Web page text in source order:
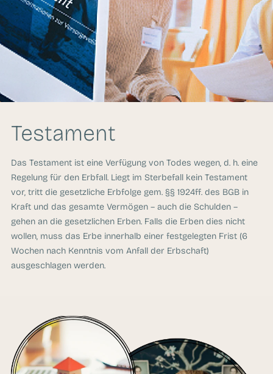
Testament
Das Testament ist eine Verfügung von Todes wegen, d. h. eine
Regelung für den Erbfall. Liegt im Sterbefall kein Testament
vor, tritt die gesetzliche Erbfolge gem. §§ 1924ff. des BGB in
Kraft und das gesamte Vermögen – auch die Schulden –
gehen an die gesetzlichen Erben. Falls die Erben dies nicht
wollen, muss das Erbe innerhalb einer festgelegten Frist (6
Wochen nach Kenntnis vom Anfall der Erbschaft)
ausgeschlagen werden.